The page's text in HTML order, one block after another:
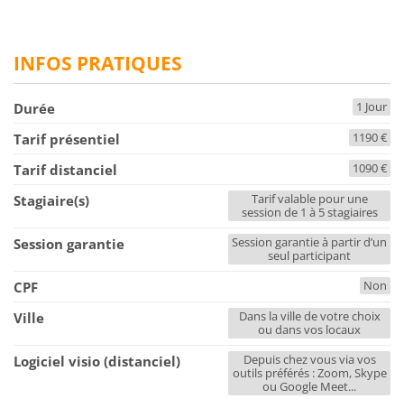
INFOS PRATIQUES
Durée 1 Jour
Tarif présentiel 1190 €
Tarif distanciel 1090 €
Stagiaire(s)
Tarif valable pour une
session de 1 à 5 stagiaires
Session garantie
Session garantie à partir d’un
seul participant
CPF Non
Ville
Dans la ville de votre choix
ou dans vos locaux
Logiciel visio (distanciel)
Depuis chez vous via vos
outils préférés : Zoom, Skype
ou Google Meet...